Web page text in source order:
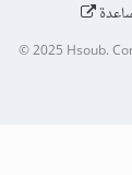
© 2025 Hsoub.